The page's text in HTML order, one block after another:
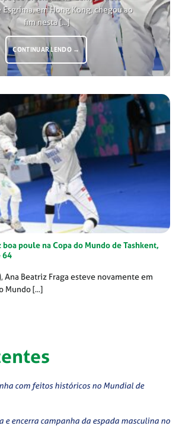
em Hong Kong, chegou ao
fim nesta [...]
CONTINUAR LENDO →
poule na Copa do Mundo de Tashkent,
64
Ana Beatriz Fraga esteve novamente em
Mundo [...]
com feitos históricos no Mundial de
e encerra campanha da espada masculina no